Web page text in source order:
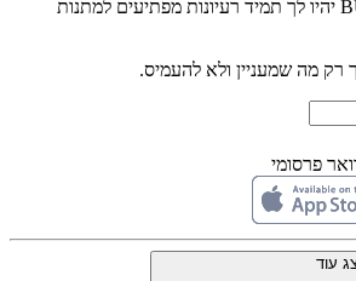
עם הניוזלטר של BUYME יהיו לך תמיד רעיונות מפתיעים למתנות
רק מה שמעניין ולא להעמיס.
פרסומי
עוד